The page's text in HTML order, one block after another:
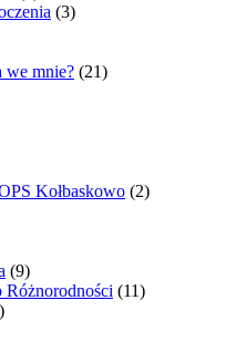
(3)
we mnie? (21)
Kołbaskowo (2)
(9)
Różnorodności (11)